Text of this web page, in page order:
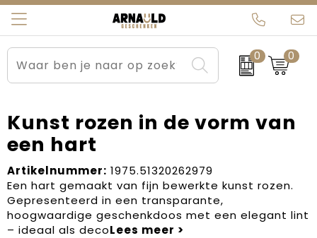
0 0
Relatiegeschenken
Sportkleding
Werkkleding
Kleding en textiel
Tassen
Beurs en Evenementen
Brievenbuspakketten
Carnaval
Dag van de Zorg
Kerstartikelen
Arnauld Kerstpakketten
MijnEigenKadootje
Ons team
Contact
Blogs
Kunst rozen in de vorm van
een hart
Artikelnummer: 1975.51320262979
Een hart gemaakt van fijn bewerkte kunst rozen.
Gepresenteerd in een transparante,
hoogwaardige geschenkdoos met een elegant lint
– ideaal als deco